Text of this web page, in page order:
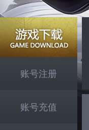
账号注册
账号充值